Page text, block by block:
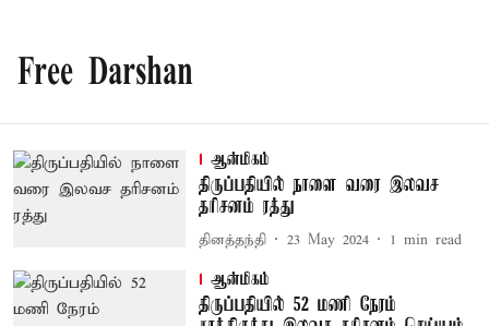
Free Darshan
ஆன்மிகம்
திருப்பதியில் நாளை வரை இலவச
தரிசனம் ரத்து
தினத்தந்தி 23 May 2024 1 min read
ஆன்மிகம்
திருப்பதியில் 52 மணி நேரம்